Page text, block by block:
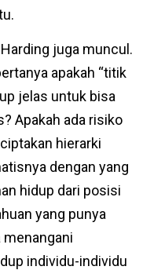
juga muncul.
apakah “titik
jelas untuk bisa
Apakah ada risiko
hierarki
dengan yang
hidup dari posisi
yang punya
individu-individu